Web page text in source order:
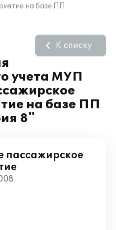
на базе ПП
учета МУП
на базе ПП
8"
К списку
пассажирское